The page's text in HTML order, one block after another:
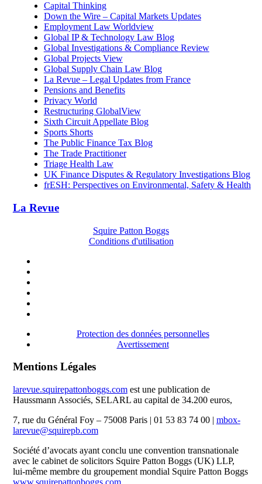
Capital Thinking
Down the Wire – Capital Markets Updates
Employment Law Worldview
Global IP & Technology Law Blog
Global Investigations & Compliance Review
Global Projects View
Global Supply Chain Law Blog
La Revue – Legal Updates from France
Pensions and Benefits
Privacy World
Restructuring GlobalView
Sixth Circuit Appellate Blog
Sports Shorts
The Public Finance Tax Blog
The Trade Practitioner
Triage Health Law
UK Finance Disputes & Regulatory Investigations Blog
frESH: Perspectives on Environmental, Safety & Health
La Revue
Squire Patton Boggs
Conditions d'utilisation
Protection des données personnelles
Avertissement
Mentions Légales
larevue.squirepattonboggs.comest une publication de
Haussmann Associés, SELARL au capital de 34.200 euros,
7, rue du Général Foy – 75008 Paris | 01 53 83 74 00 | mbox-
larevue@squirepb.com
Société d’avocats ayant conclu une convention transnationale
avec le cabinet de solicitors Squire Patton Boggs (UK) LLP,
lui-même membre du groupement mondial Squire Patton Boggs
www.squirepattonboggs.com